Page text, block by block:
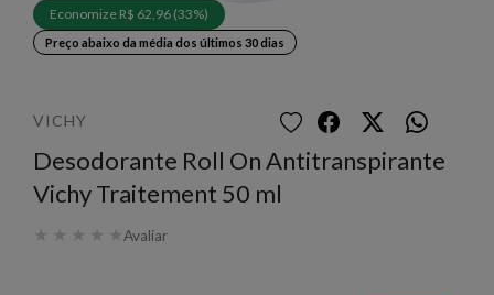
Economize R$ 62,96 (33%)
Preço abaixo da média dos últimos 30 dias
VICHY
Desodorante Roll On Antitranspirante
Vichy Traitement 50 ml
★ ★ ★ ★ ★Avaliar